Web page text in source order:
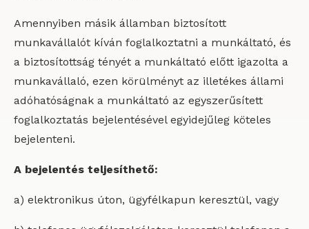
Amennyiben másik államban biztosított
munkavállalót kíván foglalkoztatni a munkáltató, és
a biztosítottság tényét a munkáltató előtt igazolta a
munkavállaló, ezen körülményt az illetékes állami
adóhatóságnak a munkáltató az egyszerűsített
foglalkoztatás bejelentésével egyidejűleg köteles
bejelenteni.
A bejelentés teljesíthető:
a) elektronikus úton, ügyfélkapun keresztül, vagy